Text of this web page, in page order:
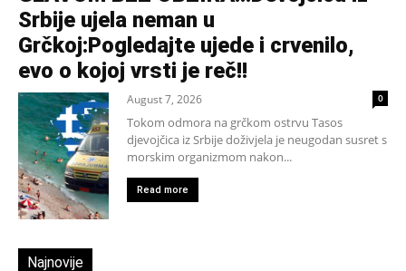
Srbije ujela neman u
Grčkoj:Pogledajte ujede i crvenilo,
evo o kojoj vrsti je reč!!
August 7, 2026 0
Tokom odmora na grčkom ostrvu Tasos
djevojčica iz Srbije doživjela je neugodan susret s
morskim organizmom nakon...
Read more
Najnovije